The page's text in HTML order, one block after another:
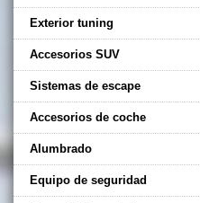
Exterior tuning
Accesorios SUV
Sistemas de escape
Accesorios de coche
Alumbrado
Equipo de seguridad